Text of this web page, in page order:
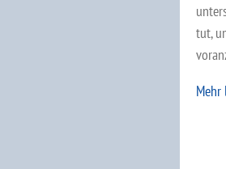
tut,
Mehr